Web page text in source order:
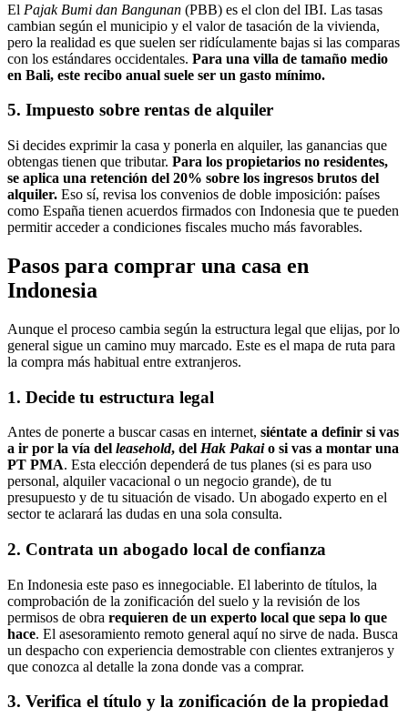
El Pajak Bumi dan Bangunan (PBB) es el clon del IBI. Las tasas
cambian según el municipio y el valor de tasación de la vivienda,
pero la realidad es que suelen ser ridículamente bajas si las comparas
con los estándares occidentales. Para una villa de tamaño medio
en Bali, este recibo anual suele ser un gasto mínimo.
5. Impuesto sobre rentas de alquiler
Si decides exprimir la casa y ponerla en alquiler, las ganancias que
obtengas tienen que tributar. Para los propietarios no residentes,
se aplica una retención del 20% sobre los ingresos brutos del
alquiler. Eso sí, revisa los convenios de doble imposición: países
como España tienen acuerdos firmados con Indonesia que te pueden
permitir acceder a condiciones fiscales mucho más favorables.
Pasos para comprar una casa en
Indonesia
Aunque el proceso cambia según la estructura legal que elijas, por lo
general sigue un camino muy marcado. Este es el mapa de ruta para
la compra más habitual entre extranjeros.
1. Decide tu estructura legal
Antes de ponerte a buscar casas en internet, siéntate a definir si vas
a ir por la vía del leasehold, del Hak Pakaio si vas a montar una
PT PMA. Esta elección dependerá de tus planes (si es para uso
personal, alquiler vacacional o un negocio grande), de tu
presupuesto y de tu situación de visado. Un abogado experto en el
sector te aclarará las dudas en una sola consulta.
2. Contrata un abogado local de confianza
En Indonesia este paso es innegociable. El laberinto de títulos, la
comprobación de la zonificación del suelo y la revisión de los
permisos de obra requieren de un experto local que sepa lo que
hace. El asesoramiento remoto general aquí no sirve de nada. Busca
un despacho con experiencia demostrable con clientes extranjeros y
que conozca al detalle la zona donde vas a comprar.
3. Verifica el título y la zonificación de la propiedad